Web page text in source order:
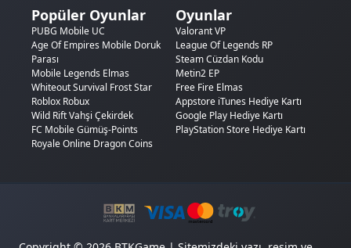
Popüler Oyunlar
PUBG Mobile UC
Age Of Empires Mobile Doruk
Parası
Mobile Legends Elmas
Whiteout Survival Frost Star
Roblox Robux
Wild Rift Vahşi Çekirdek
FC Mobile Gümüş-Points
Royale Online Dragon Coins
Oyunlar
Valorant VP
League Of Legends RP
Steam Cüzdan Kodu
Metin2 EP
Free Fire Elmas
Appstore iTunes Hediye Kartı
Google Play Hediye Kartı
PlayStation Store Hediye Kartı